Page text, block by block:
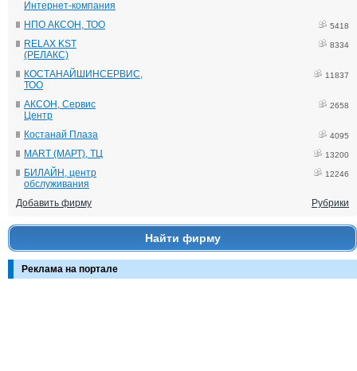
Интернет-компания
НПО АКСОН, ТОО 5418
RELAX KST
(РЕЛАКС)
8334
КОСТАНАЙШИНСЕРВИС,
ТОО
11837
АКСОН, Сервис
Центр
2658
Костанай Плаза 4095
MART (МАРТ), ТЦ 13200
БИЛАЙН, центр
обслуживания
12246
Добавить фирму Рубрики
Найти фирму
Реклама на портале